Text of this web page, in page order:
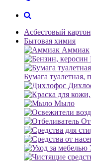
Асбестовый
Бытовая химия
Аммиак
Бумага туалетная,
Мыло